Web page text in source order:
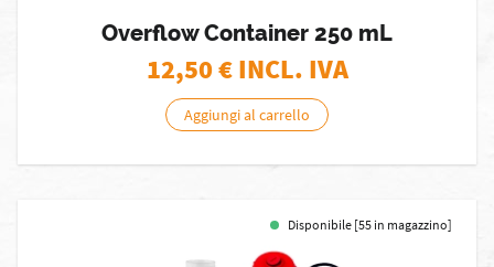
Overflow Container 250 mL
12,50€ INCL. IVA
Aggiungi al carrello
Disponibile [55 in magazzino]